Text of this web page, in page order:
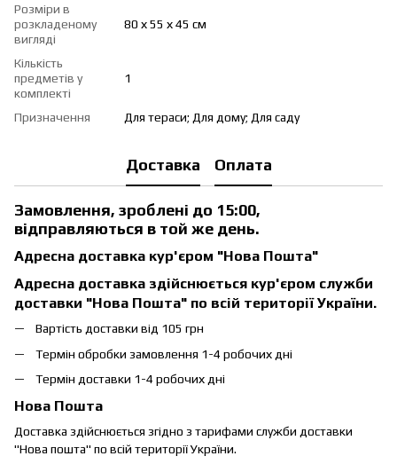
Розміри в
розкладеному
вигляді
80 х 55 х 45 см
Кількість
предметів у
комплекті
1
Призначення Для тераси; Для дому; Для саду
Доставка Оплата
Замовлення, зроблені до 15:00,
відправляються в той же день.
Адресна доставка кур'єром "Нова Пошта"
Адресна доставка здійснюється кур'єром служби
доставки "Нова Пошта" по всій території України.
Вартість доставки від 105 грн
Термін обробки замовлення 1-4 робочих дні
Термін доставки 1-4 робочих дні
Нова Пошта
Доставка здійснюється згідно з тарифами служби доставки
"Нова пошта" по всій території України.